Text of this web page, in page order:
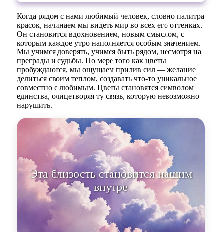
Когда рядом с нами любимый человек, словно палитра
красок, начинаем мы видеть мир во всех его оттенках.
Он становится вдохновением, новым смыслом, с
которым каждое утро наполняется особым значением.
Мы учимся доверять, учимся быть рядом, несмотря на
преграды и судьбы. По мере того как цветы
пробуждаются, мы ощущаем прилив сил — желание
делиться своим теплом, создавать что-то уникальное
совместно с любимым. Цветы становятся символом
единства, олицетворяя ту связь, которую невозможно
нарушить.
Эта близость становится нашим
внутренним цветением